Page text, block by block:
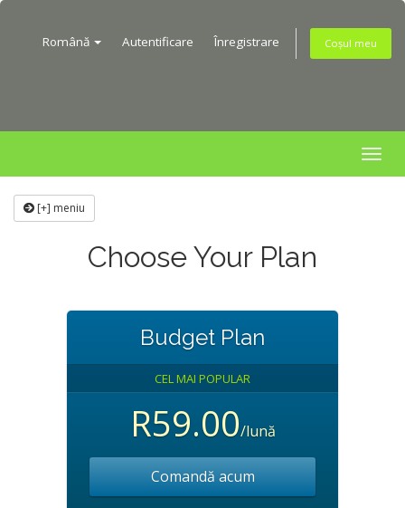
Română Autentificare Înregistrare Coșul meu
[+] meniu
Choose Your Plan
Budget Plan
CEL MAI POPULAR
R59.00/lună
Comandă acum